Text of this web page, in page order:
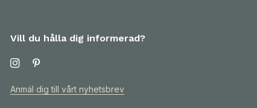
Vill du hålla dig informerad?
Anmäl dig till vårt nyhetsbrev